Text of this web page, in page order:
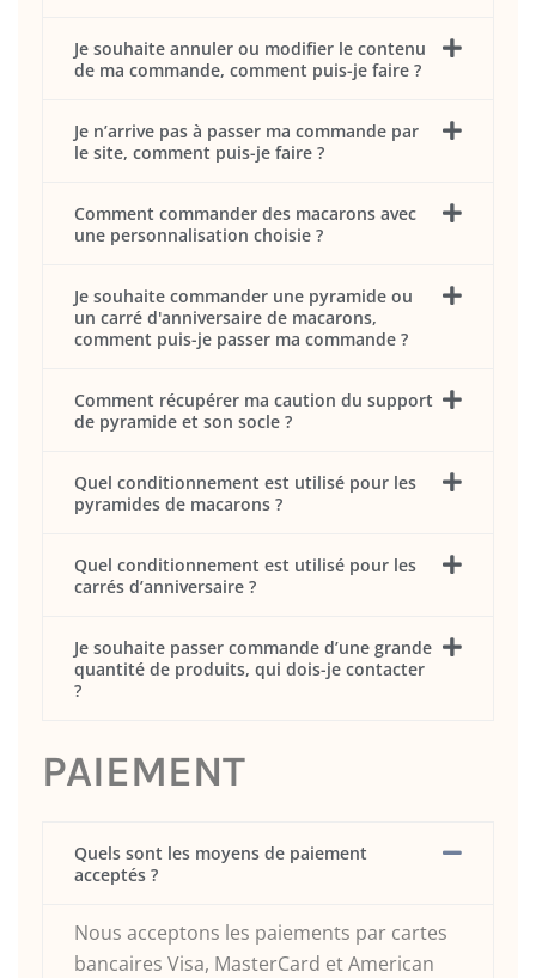
Je souhaite annuler ou modifier le contenu
de ma commande, comment puis-je faire ?
Je n’arrive pas à passer ma commande par
le site, comment puis-je faire ?
Comment commander des macarons avec
une personnalisation choisie ?
Je souhaite commander une pyramide ou
un carré d'anniversaire de macarons,
comment puis-je passer ma commande ?
Comment récupérer ma caution du support
de pyramide et son socle ?
Quel conditionnement est utilisé pour les
pyramides de macarons ?
Quel conditionnement est utilisé pour les
carrés d’anniversaire ?
Je souhaite passer commande d’une grande
quantité de produits, qui dois-je contacter
?
PAIEMENT
Quels sont les moyens de paiement
acceptés ?
Nous acceptons les paiements par cartes
bancaires Visa, MasterCard et American